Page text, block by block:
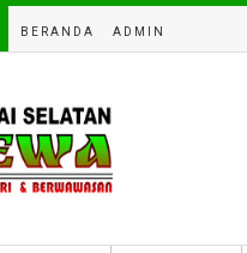
BERANDA ADMIN